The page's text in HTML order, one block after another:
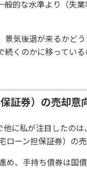
般的な水準より（失
景気後退が来るかど
くのかに移っている
証券）の売却意
他に私が注目したの
ローン担保証券）の
め、手持ち債券は国